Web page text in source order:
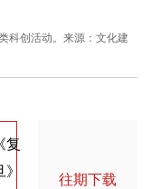
科创活动。来源：文化建
《复
》
旦》
往期下载